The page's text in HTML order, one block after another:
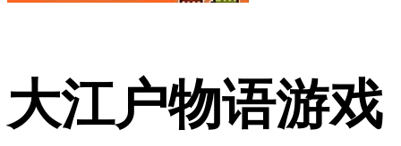
大江户物语游戏